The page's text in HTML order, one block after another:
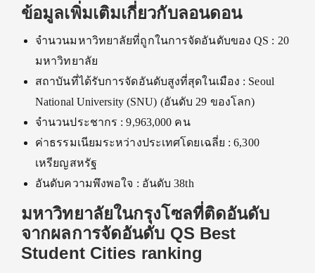
ข้อมูลเพิ่มเติมเกี่ยวกับลอนดอน
จำนวนมหาวิทยาลัยที่ถูกในการจัดอันดับของ QS : 20
มหาวิทยาลัย
สถาบันที่ได้รับการจัดอันดับสูงที่สุดในเมือง : Seoul
National University (SNU) (อันดับ 29 ของโลก)
จำนวนประชากร : 9,963,000 คน
ค่าธรรมเนียมระหว่างประเทศโดยเฉลี่ย : 6,300
เหรียญสหรัฐ
อันดับความพึงพอใจ : อันดับ 38th
มหาวิทยาลัยในกรุงโซลที่ติดอันดับ
จากผลการจัดอันดับ QS Best
Student Cities ranking